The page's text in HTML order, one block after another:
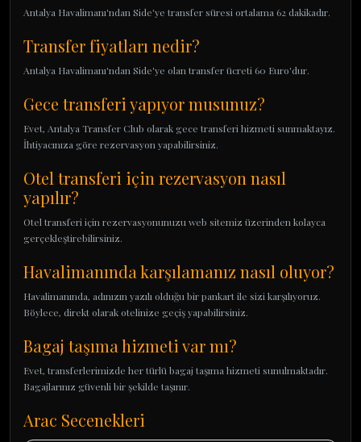
Antalya Havalimanı'ndan Side'ye transfer süresi ortalama 62 dakikadır.
Transfer fiyatları nedir?
Antalya Havalimanı'ndan Side'ye olan transfer ücreti 60 Euro'dur.
Gece transferi yapıyor musunuz?
Evet, Antalya Transfer Club olarak gece transferi hizmeti sunmaktayız.
İhtiyacınıza göre rezervasyon yapabilirsiniz.
Otel transferi için rezervasyon nasıl
yapılır?
Otel transferi için rezervasyonunuzu web sitemiz üzerinden kolayca
gerçekleştirebilirsiniz.
Havalimanında karşılamanız nasıl oluyor?
Havalimanında, adınızın yazılı olduğu bir pankart ile sizi karşılıyoruz.
Böylece, direkt olarak otelinize geçiş yapabilirsiniz.
Bagaj taşıma hizmeti var mı?
Evet, transferlerimizde her türlü bagaj taşıma hizmeti sunulmaktadır.
Bagajlarınız güvenli bir şekilde taşınır.
Arac Secenekleri